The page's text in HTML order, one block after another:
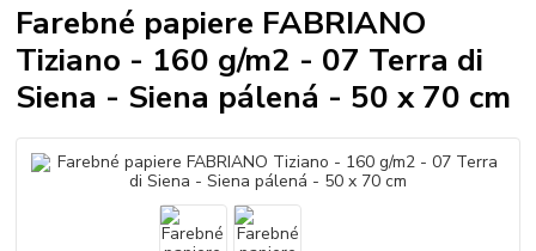
Farebné papiere FABRIANO
Tiziano - 160 g/m2 - 07 Terra di
Siena - Siena pálená - 50 x 70 cm